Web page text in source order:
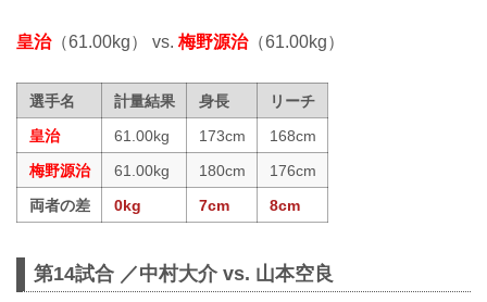
皇治（61.00kg） vs. 梅野源治（61.00kg）
選手名 計量結果 身長
リーチ
皇治
61.00kg 173cm
168cm
梅野源治
61.00kg 180cm
176cm
両者の差
0kg 7cm 8cm
第14試合 ／中村大介 vs. 山本空良